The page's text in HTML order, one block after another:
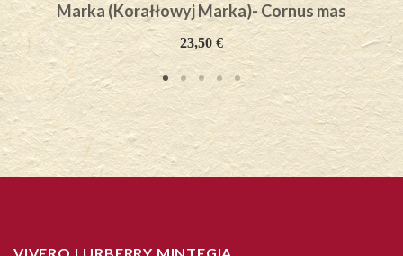
Marka (Korałłowyj Marka)- Cornus mas
23,50 €